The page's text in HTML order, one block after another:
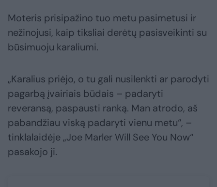
Moteris prisipažino tuo metu pasimetusi ir
nežinojusi, kaip tiksliai derėtų pasisveikinti su
būsimuoju karaliumi.
„Karalius priėjo, o tu gali nusilenkti ar parodyti
pagarbą įvairiais būdais – padaryti
reveransą, paspausti ranką. Man atrodo, aš
pabandžiau viską padaryti vienu metu“, –
tinklalaidėje „Joe Marler Will See You Now“
pasakojo ji.